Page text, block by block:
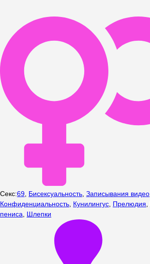
Секс:69 Бисексуальность Записывания видео
Конфиденциальность Кунилингус Прелюдия
пениса
Шлепки